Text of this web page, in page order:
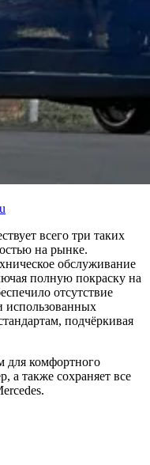
всего три таких
на рынке.
обслуживание
полную покраску на
отсутствие
использованных
подчёркивая
для комфортного
а также сохраняет все